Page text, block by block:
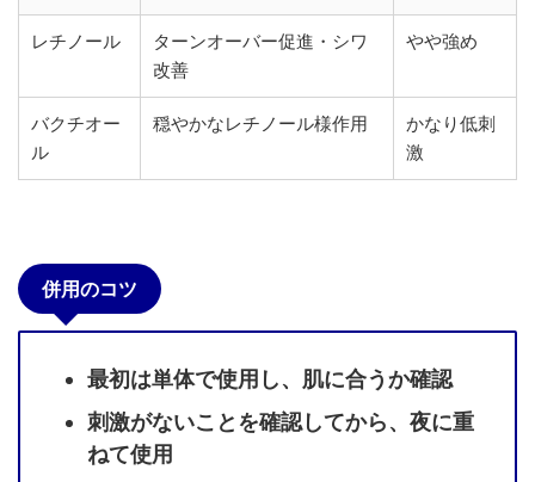
レチノール
ターンオーバー促進・シワ
改善
やや強め
バクチオー
ル
穏やかなレチノール様作用
かなり低刺
激
併用のコツ
最初は単体で使用し、肌に合うか確認
刺激がないことを確認してから、夜に重
ねて使用